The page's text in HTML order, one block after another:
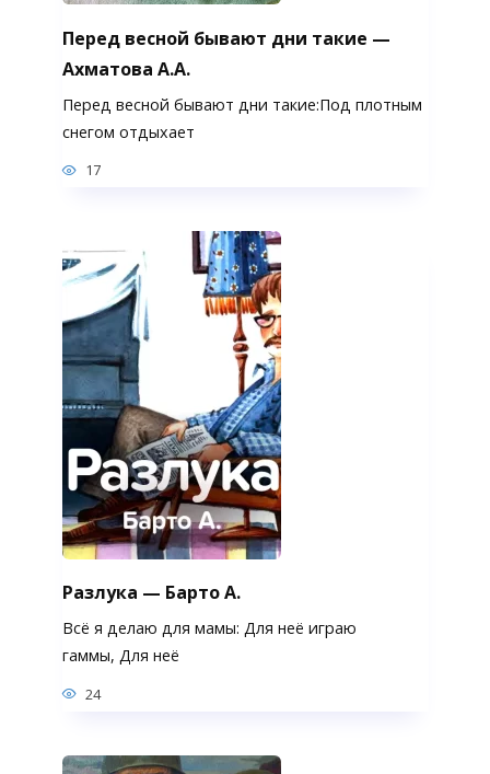
Перед весной бывают дни такие —
Ахматова А.А.
Перед весной бывают дни такие:Под плотным
снегом отдыхает
17
Разлука — Барто А.
Всё я делаю для мамы: Для неё играю
гаммы, Для неё
24